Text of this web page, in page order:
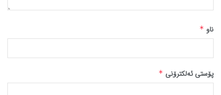
ناو *
پۆستی ئەلکترۆنی *